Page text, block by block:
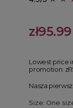
zł95.99
Lowest price
promotion:
Nasza
Size: One